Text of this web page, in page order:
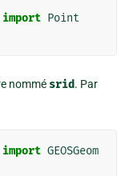
import Point
nommé srid. Par
import GEOSGeom